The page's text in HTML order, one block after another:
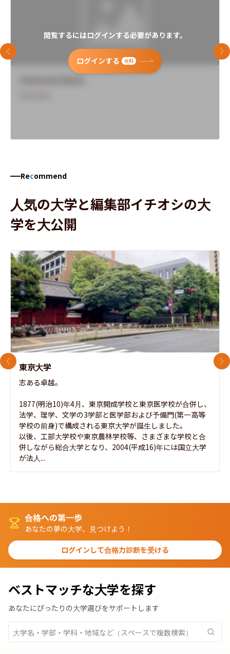
閲覧するにはログインする必要があります。
ログインする 無料
前のスライド 次
Recommend
人気の大学と編集部イチオシの大
学を大公開
東京大学
志ある卓越。
1877(明治10)年4月、東京開成学校と東京医学校が合併し、
法学、理学、文学の3学部と医学部および予備門(第一高等
学校の前身)で構成される東京大学が誕生しました。
以後、工部大学校や東京農林学校等、さまざまな学校と合
併しながら総合大学となり、2004(平成16)年には国立大学
が法人...
前のスライド 次
合格への第一歩
あなたの夢の大学、見つけよう！
ログインして合格力診断を受ける
ベストマッチな大学を探す
あなたにぴったりの大学選びをサポートします